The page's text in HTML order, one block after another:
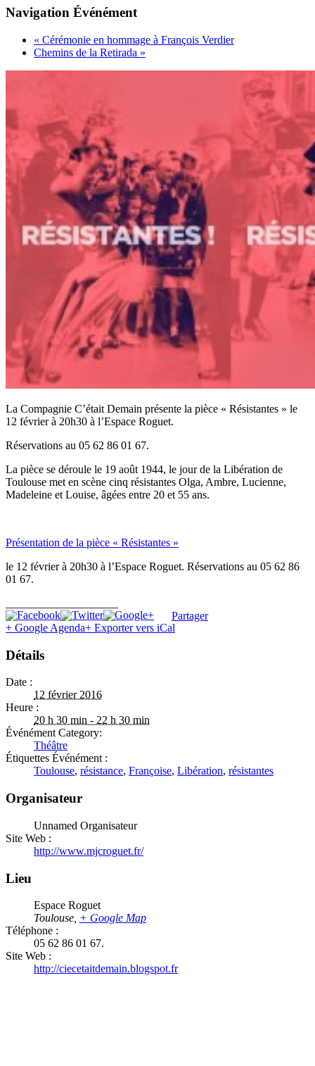
Navigation Événément
« Cérémonie en hommage à François Verdier
Chemins de la Retirada »
La Compagnie C’était Demain présente la pièce « Résistantes » le
12 février à 20h30 à l’Espace Roguet.
Réservations au 05 62 86 01 67.
La pièce se déroule le 19 août 1944, le jour de la Libération de
Toulouse met en scène cinq résistantes Olga, Ambre, Lucienne,
Madeleine et Louise, âgées entre 20 et 55 ans.
Présentation de la pièce « Résistantes »
le 12 février à 20h30 à l’Espace Roguet. Réservations au 05 62 86
01 67.
Partager
+ Google Agenda+ Exporter vers iCal
Détails
Date :
12 février 2016
Heure :
20 h 30 min - 22 h 30 min
Événément Category:
Théâtre
Étiquettes Événément :
Toulouse, résistance, Françoise, Libération, résistantes
Organisateur
Unnamed Organisateur
Site Web :
http://www.mjcroguet.fr/
Lieu
Espace Roguet
Toulouse + Google Map
Téléphone :
05 62 86 01 67.
Site Web :
http://ciecetaitdemain.blogspot.fr